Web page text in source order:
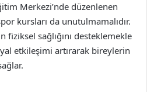
Merkezi’nde düzenlenen
kursları da unutulmamalıdır.
fiziksel sağlığını desteklemekle
etkileşimi artırarak bireylerin